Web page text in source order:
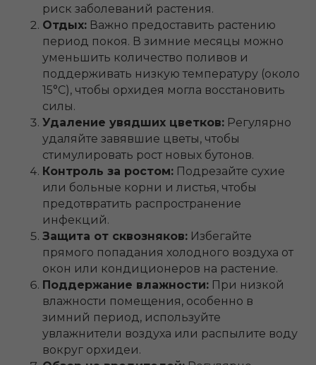
риск заболеваний растения.
Отдых: Важно предоставить растению
период покоя. В зимние месяцы можно
уменьшить количество поливов и
поддерживать низкую температуру (около
15°C), чтобы орхидея могла восстановить
силы.
Удаление увядших цветков: Регулярно
удаляйте завявшие цветы, чтобы
стимулировать рост новых бутонов.
Контроль за ростом: Подрезайте сухие
или больные корни и листья, чтобы
предотвратить распространение
инфекций.
Защита от сквозняков: Избегайте
прямого попадания холодного воздуха от
окон или кондиционеров на растение.
Поддержание влажности: При низкой
влажности помещения, особенно в
зимний период, используйте
увлажнители воздуха или распылите воду
вокруг орхидеи.